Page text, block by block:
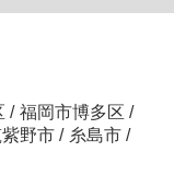
/ 福岡市博多区 /
野市 / 糸島市 /